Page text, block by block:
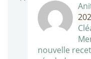
nouvelle